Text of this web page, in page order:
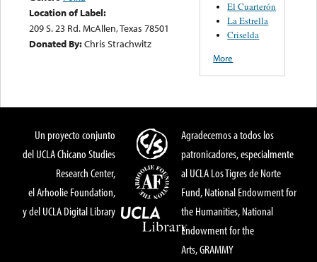
Location of Label:
209 S. 23 Rd. McAllen, Texas 78501
Donated By:Chris Strachwitz
El Cuarterón
La Estrella
Criselda
More
Un proyecto conjunto
del UCLA Chicano Studies
Research Center,
el Arhoolie Foundation,
y del UCLA Digital Library
Agradecemos a todos los
patronicadores, especialmente
al UCLA Los Tigres de Norte
Fund, National Endowment for
the Humanities, National
Endowment for the
Arts, GRAMMY